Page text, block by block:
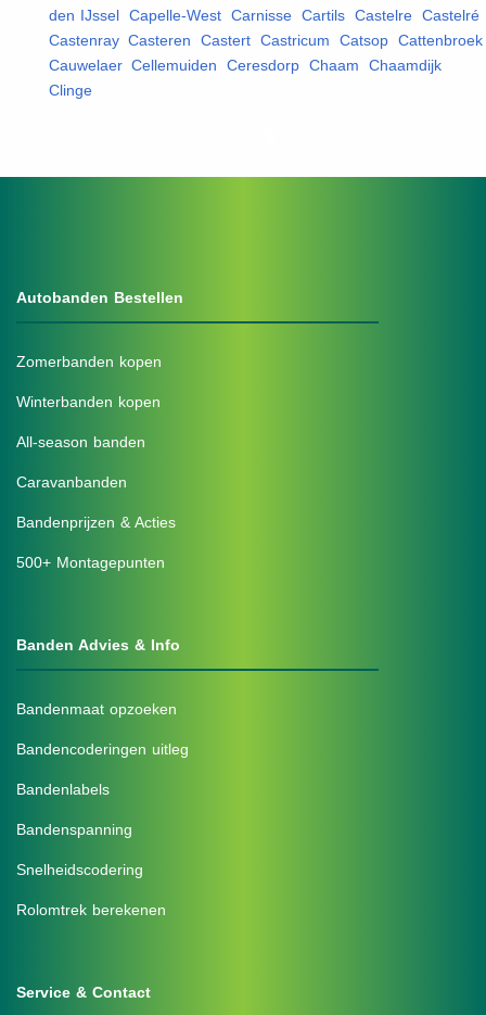
den IJssel Capelle-West Carnisse Cartils Castelre Castelré
Castenray, Casteren Castert Castricum Catsop Cattenbroek
Cauwelaer, Cellemuiden Ceresdorp Chaam Chaamdijk
Clinge
Autobanden Bestellen
Zomerbanden kopen
Winterbanden kopen
All-season banden
Caravanbanden
Bandenprijzen & Acties
500+ Montagepunten
Banden Advies & Info
Bandenmaat opzoeken
Bandencoderingen uitleg
Bandenlabels
Bandenspanning
Snelheidscodering
Rolomtrek berekenen
Service & Contact